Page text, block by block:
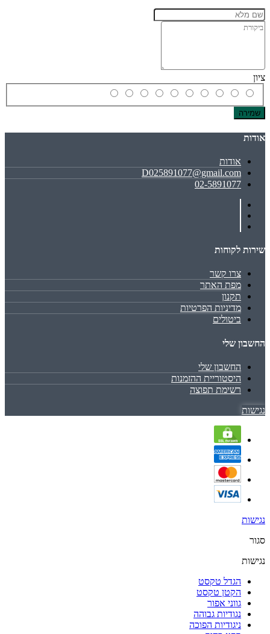
ציון
שמירה
אודות
אודות
D025891077@gmail.com
02-5891077
שירות לקוחות
צרו קשר
מפת האתר
תקנון
מדיניות הפרטיות
ביטולים
החשבון שלי
החשבון שלי
היסטוריית ההזמנות
רשימת תפוצה
נגישות
נגישות
סגור
נגישות
הגדל טקסט
הקטן טקסט
גווני אפור
נגודיות גבוהה
ניגודיות הפוכה